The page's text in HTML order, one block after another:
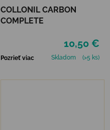
COLLONIL CARBON
COMPLETE
10,50 €
Pozrieť viac Skladom (>5 ks)